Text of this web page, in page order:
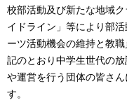
校部活動及び新たな地域
イドライン」等により部
ーツ活動機会の維持と教
記のとおり中学生世代の
や運営を行う団体の皆さ
す。